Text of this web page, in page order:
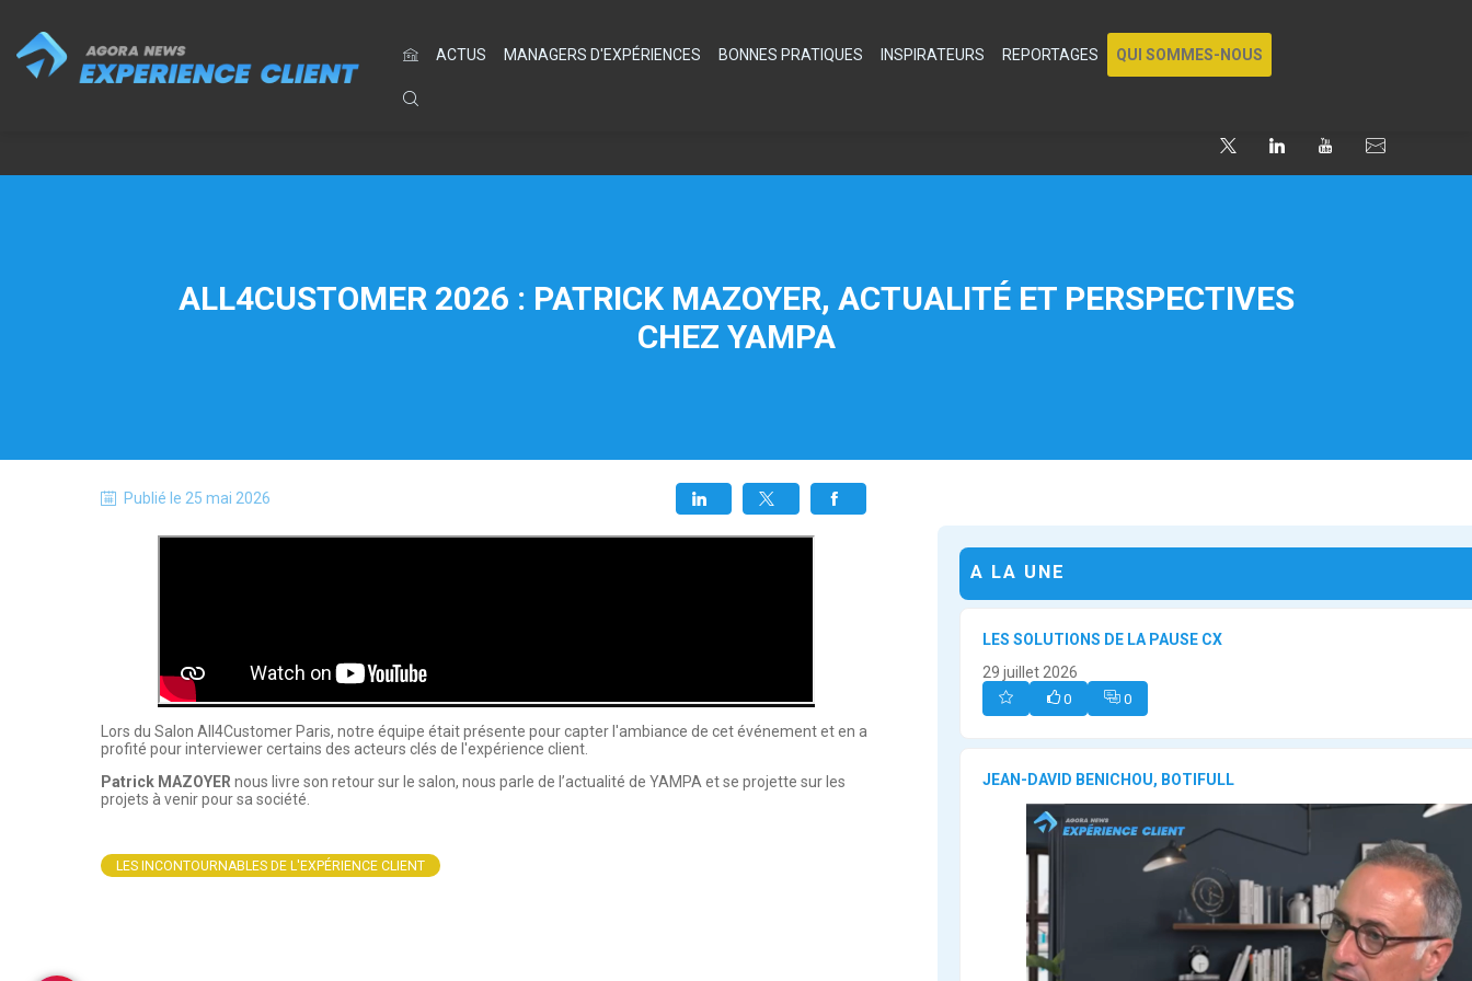
ACTUS MANAGERS D'EXPÉRIENCES BONNES PRATIQUES INSPIRATEURS REPORTAGES QUI SOMMES-NOUS
ALL4CUSTOMER 2026 : PATRICK MAZOYER, ACTUALITÉ ET PERSPECTIVES
CHEZ YAMPA
Publié le 25 mai 2026
Lors du Salon All4Customer Paris, notre équipe était présente pour capter l'ambiance de cet événement et en a
profité pour interviewer certains des acteurs clés de l'expérience client.
Patrick MAZOYER nous livre son retour sur le salon, nous parle de l’actualité de YAMPA et se projette sur les
projets à venir pour sa société.
LES INCONTOURNABLES DE L'EXPÉRIENCE CLIENT
A LA UNE
LES SOLUTIONS DE LA PAUSE CX
29 juillet 2026
0 0
JEAN-DAVID BENICHOU, BOTIFULL